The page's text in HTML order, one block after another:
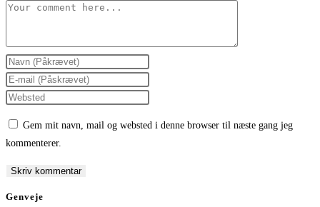
Comment
Enter
your
name
comment
Enter
your
comment
Enter
(optional)
Gem mit navn, mail og websted i denne browser til næste gang jeg
kommenterer.
Genveje